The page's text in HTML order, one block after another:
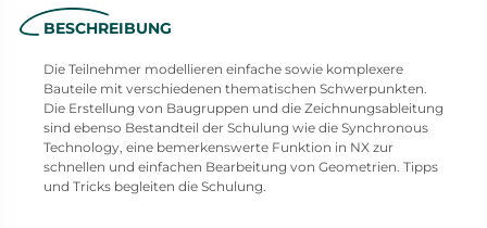
BESCHREIBUNG
Die Teilnehmer modellieren einfache sowie komplexere
Bauteile mit verschiedenen thematischen Schwerpunkten.
Die Erstellung von Baugruppen und die Zeichnungsableitung
sind ebenso Bestandteil der Schulung wie die Synchronous
Technology, eine bemerkenswerte Funktion in NX zur
schnellen und einfachen Bearbeitung von Geometrien. Tipps
und Tricks begleiten die Schulung.